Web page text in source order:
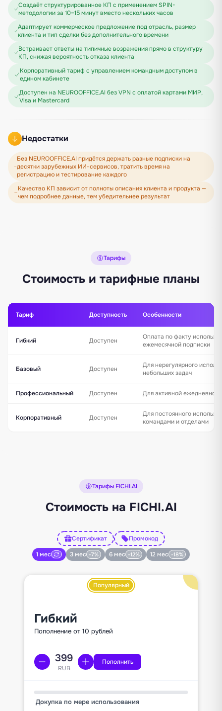
Создаёт структурированное КП с применением SPIN-
методологии за 10–15 минут вместо нескольких часов
Адаптирует коммерческое предложение под отрасль, размер
клиента и тип сделки без дополнительного времени
Встраивает ответы на типичные возражения прямо в структуру
КП, снижая вероятность отказа клиента
Корпоративный тариф с управлением командным доступом в
едином кабинете
Доступен на NEUROOFFICE.AI без VPN с оплатой картами МИР,
Visa и Mastercard
Недостатки
Без NEUROOFFICE.AI придётся держать разные подписки на
десятки зарубежных ИИ-сервисов, тратить время на
регистрацию и тестирование каждого
Качество КП зависит от полноты описания клиента и продукта —
чем подробнее данные, тем убедительнее результат
Тарифы
Стоимость и тарифные планы
Тариф Доступность Особенности
Гибкий Доступен
Оплата по факту
ежемесячной подписки
Базовый Доступен
Для нерегулярного
небольших задач
Профессиональный Доступен Для активной ежедневной
Корпоративный Доступен
Для постоянного
командами и отделами
Тарифы FICHI.AI
Стоимость на FICHI.AI
Сертификат
1 мес
3 мес -7% 6 мес -12% 12 мес -18%
Промокод
Популярный
Гибкий
Пополнение от 10 рублей
RUB
Пополнить
Докупка по мере использования